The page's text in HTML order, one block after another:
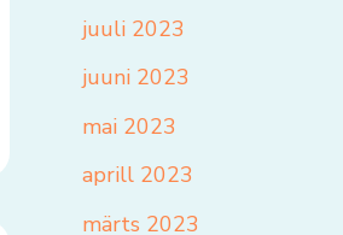
juuli 2023
juuni 2023
mai 2023
aprill 2023
märts 2023